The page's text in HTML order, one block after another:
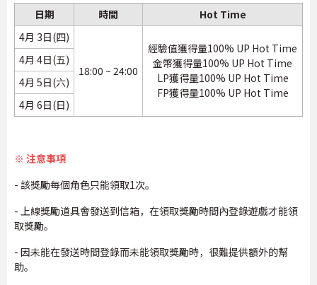
日期 時間
Hot Time
4月 3日(四)
18:00 ~ 24:00
經驗值獲得量100% UP Hot Time
金幣獲得量100% UP Hot Time
LP獲得量100% UP Hot Time
FP獲得量100% UP Hot Time
4月 4日(五)
4月 5日(六)
4月 6日(日)
※ 注意事項
- 該獎勵每個角色只能領取1次。
- 上線獎勵道具會發送到信箱，在領取獎勵時間內登錄遊戲才能領
取獎勵。
- 因未能在發送時間登錄而未能領取獎勵時，很難提供額外的幫
助。